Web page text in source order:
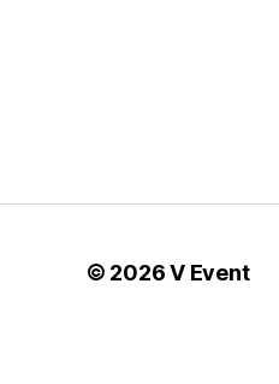
© 2026V Event